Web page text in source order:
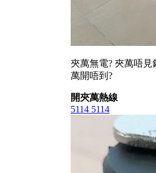
夾萬無電? 夾萬唔見
萬開唔到?
開夾萬熱線
5114 5114